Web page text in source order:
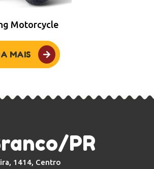
Motorcycle
MAIS
PR
1414, Centro